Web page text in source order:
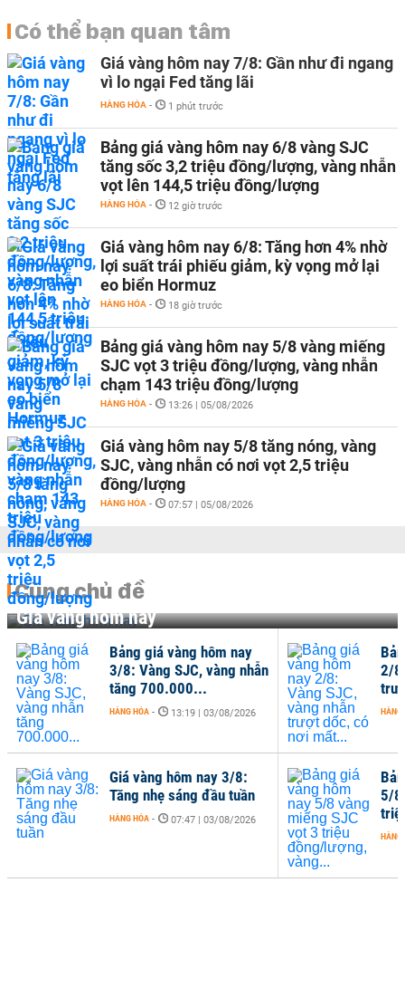
Có thể bạn quan tâm
Giá vàng hôm nay 7/8: Gần như đi ngang
vì lo ngại Fed tăng lãi
HÀNG HÓA - 1 phút trước
Bảng giá vàng hôm nay 6/8 vàng SJC
tăng sốc 3,2 triệu đồng/lượng, vàng nhẫn
vọt lên 144,5 triệu đồng/lượng
HÀNG HÓA - 12 giờ trước
Giá vàng hôm nay 6/8: Tăng hơn 4% nhờ
lợi suất trái phiếu giảm, kỳ vọng mở lại
eo biển Hormuz
HÀNG HÓA - 18 giờ trước
Bảng giá vàng hôm nay 5/8 vàng miếng
SJC vọt 3 triệu đồng/lượng, vàng nhẫn
chạm 143 triệu đồng/lượng
HÀNG HÓA - 13:26 | 05/08/2026
Giá vàng hôm nay 5/8 tăng nóng, vàng
SJC, vàng nhẫn có nơi vọt 2,5 triệu
đồng/lượng
HÀNG HÓA - 07:57 | 05/08/2026
Cùng chủ đề
Giá vàng hôm nay
5/8
HÀNG
Bảng giá vàng hôm nay
3/8: Vàng SJC, vàng nhẫn
tăng 700.000...
HÀNG HÓA - 13:19 | 03/08/2026
Giá vàng hôm nay 3/8:
Tăng nhẹ sáng đầu tuần
HÀNG HÓA - 07:47 | 03/08/2026
2/
HÀNG